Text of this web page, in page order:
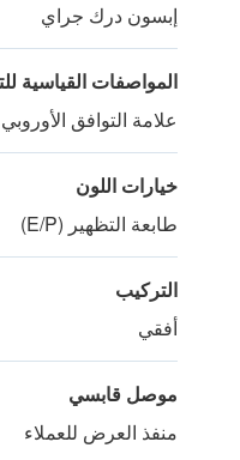
إبسون درك جراي
المواصفات القياسية
علامة التوافق الأوروبي
خيارات اللون
طابعة التظهير (E/P)
التركيب
أفقي
موصل قابسي
منفذ العرض للعملاء